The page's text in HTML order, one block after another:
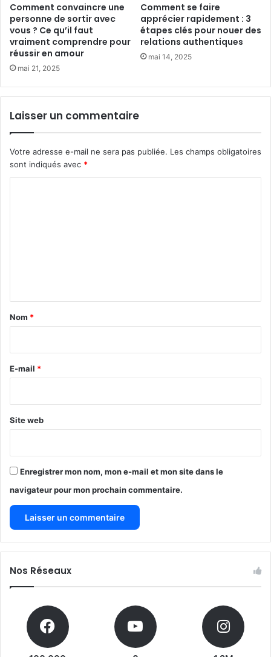
Comment convaincre une
personne de sortir avec
vous ? Ce qu’il faut
vraiment comprendre pour
réussir en amour
mai 21, 2025
Comment se faire
apprécier rapidement : 3
étapes clés pour nouer des
relations authentiques
mai 14, 2025
Laisser un commentaire
Votre adresse e-mail ne sera pas publiée. Les champs obligatoires
sont indiqués avec *
a
e
Nom *
E-mail *
Site web
Enregistrer mon nom, mon e-mail et mon site dans le
navigateur pour mon prochain commentaire.
Nos Réseaux